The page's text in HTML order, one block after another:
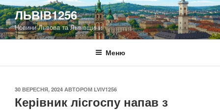
Перейти
до
вмісту
ЛЬВІВ1256
Новини Львова та Львівщини
Меню
ОПУБЛІКОВАНО
30 ВЕРЕСНЯ, 2024 АВТОРОМ LVIV1256
Керівник лісгоспу напав з